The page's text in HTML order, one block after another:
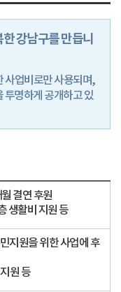
강남구를 만듭니
사업비로만 사용되며,
투명하게 공개하고 있
결연 후원
생활비 지원 등
지원을 위한 사업에 후
원 등